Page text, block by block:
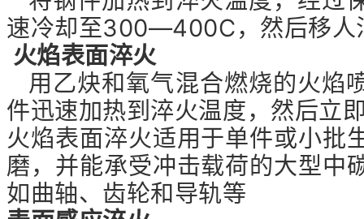
速冷却至300—400C，然后移人
火焰表面淬火
用乙炔和氧气混合燃烧的火焰
件迅速加热到淬火温度，然后立
火焰表面淬火适用于单件或小批
磨，并能承受冲击载荷的大型中
如曲轴、齿轮和导轨等